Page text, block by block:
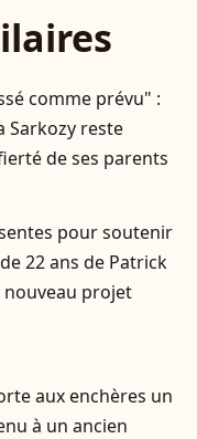
comme prévu" :
Sarkozy reste
de ses parents
pour soutenir
22 ans de Patrick
projet
aux enchères un
à un ancien